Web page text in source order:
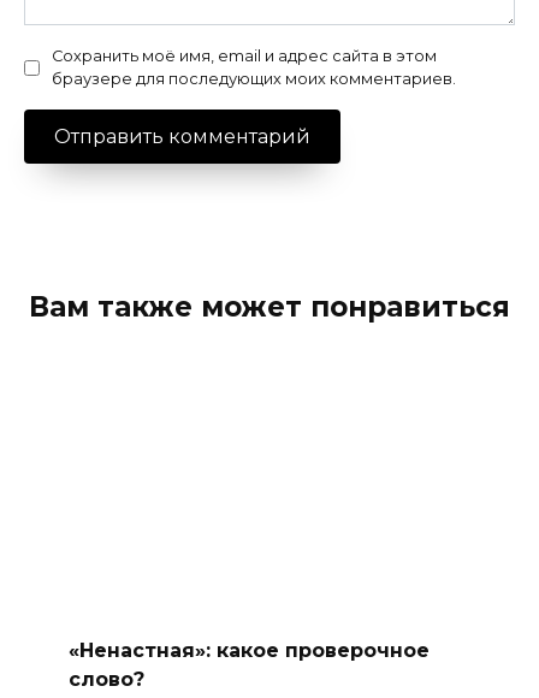
Сохранить моё имя, email и адрес сайта в этом
браузере для последующих моих комментариев.
Вам также может понравиться
«Ненастная»: какое проверочное
слово?